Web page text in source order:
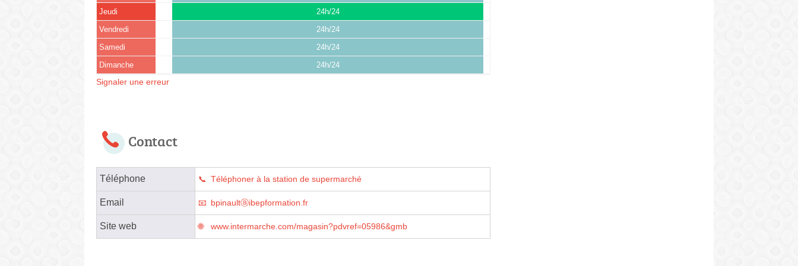
Jeudi 24h/24
Vendredi 24h/24
Samedi 24h/24
Dimanche 24h/24
Signaler une erreur
Contact
Téléphone Téléphoner à la station de supermarché
Email bpinaultⓐibepformation.fr
Site web www.intermarche.com/magasin?pdvref=05986&gmb